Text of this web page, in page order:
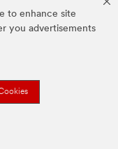
to enhance site
you advertisements